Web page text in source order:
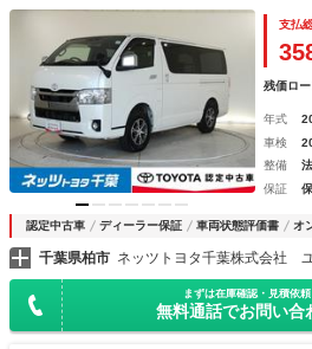
被害軽減システム ＥＴＣ 両側電動
ランプ ＤＶＤ再生 記録簿 ディ
Ｄ アルミホイール キーレス
支払
残価ロ
年式
車検
整備
保証
認定中古車 ディーラー保証 車両状態評価書 オ
千葉県柏市 ネッツトヨタ千葉株式会社
まずは在庫確認・見積依頼
無料通話でお問い合